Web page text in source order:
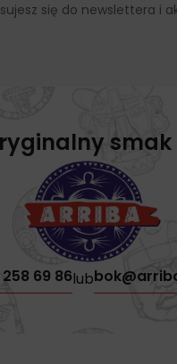
się do newslettera i
smak
69 86lub